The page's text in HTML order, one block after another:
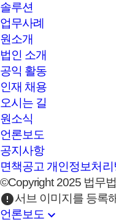
솔루션
업무사례
원소개
법인 소개
공익 활동
인재 채용
오시는 길
원소식
언론보도
공지사항
면책공고 개인정보처리
©Copyright 2025 법무
error서브 이미지를 등록
언론보도 expand_more